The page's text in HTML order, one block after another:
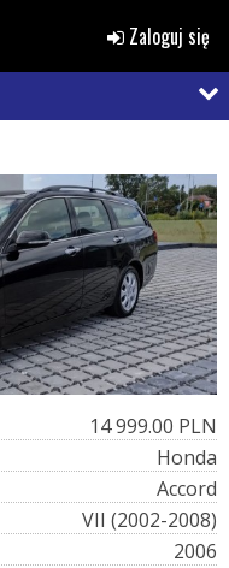
Zaloguj się
14 999.00 PLN
Honda
Accord
VII (2002-2008)
2006